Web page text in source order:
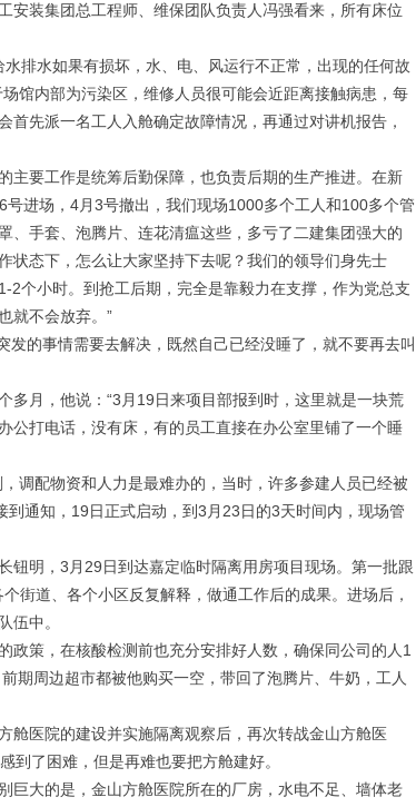
安装集团总工程师、维保团队负责人冯强看来，所有床位
排水如果有损坏，水、电、风运行不正常，出现的任何故
馆内部为污染区，维修人员很可能会近距离接触病患，每
先派一名工人入舱确定故障情况，再通过对讲机报告，
主要工作是统筹后勤保障，也负责后期的生产推进。在新
进场，4月3号撤出，我们现场1000多个工人和100多个管
、手套、泡腾片、连花清瘟这些，多亏了二建集团强大的
状态下，怎么让大家坚持下去呢？我们的领导们身先士
个小时。到抢工后期，完全是靠毅力在支撑，作为党总支
就不会放弃。”
的事情需要去解决，既然自己已经没睡了，就不要再去叫
多月，他说：“3月19日来项目部报到时，这里就是一块荒
公打电话，没有床，有的员工直接在办公室里铺了一个睡
调配物资和人力是最难办的，当时，许多参建人员已经被
通知，19日正式启动，到3月23日的3天时间内，现场管
钮明，3月29日到达嘉定临时隔离用房项目现场。第一批跟
街道、各个小区反复解释，做通工作后的成果。进场后，
伍中。
策，在核酸检测前也充分安排好人数，确保同公司的人1
期周边超市都被他购买一空，带回了泡腾片、牛奶，工人
舱医院的建设并实施隔离观察后，再次转战金山方舱医
到了困难，但是再难也要把方舱建好。
巨大的是，金山方舱医院所在的厂房，水电不足、墙体老